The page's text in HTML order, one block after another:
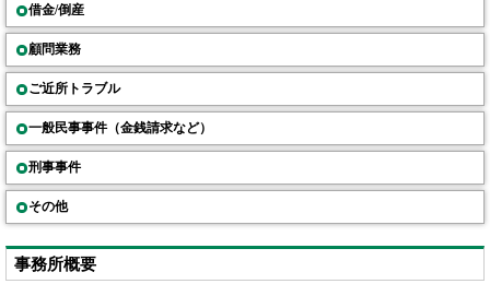
借金/倒産
顧問業務
ご近所トラブル
一般民事事件（金銭請求など）
刑事事件
その他
事務所概要